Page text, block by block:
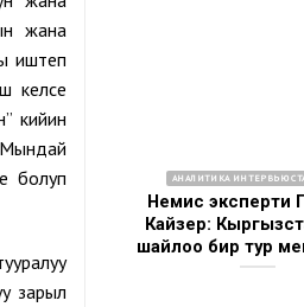
жана
иштеп
келсе
кийин
Мындай
болуп
зарыл
АНАЛИТИКА ИНТЕРВЬЮ
Немис эксперти
Кайзер:
шайлоо бир тур